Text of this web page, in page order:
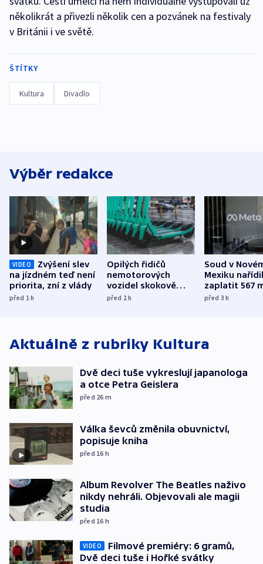
několikrát a přivezli několik cen a pozvánek na festivaly
v Británii i ve světě.
ŠTÍTKY
Kultura Divadlo
Výběr redakce
VIDEO
Zvýšení slev
na jízdném teď není
priorita, zní z vlády
před 1h
Opilých řidičů
nemotorových
vozidel skokově
přibylo, nejvíc ve
před 2h
Soud v
Mexiku
zaplatit 567
dolarů kvůli
před 3h
Aktuálně z rubriky Kultura
Dvě deci tuše vykreslují japanologa
a otce Petra Geislera
před 26 m
Válka ševců změnila obuvnictví,
popisuje kniha
před 16 h
Album Revolver The Beatles naživo
nikdy nehráli. Objevovali ale magii
studia
před 16 h
VIDEO
Filmové premiéry: 6 gramů,
Dvě deci tuše i Hořké svátky